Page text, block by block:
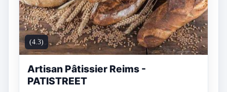
(4.3)
Artisan Pâtissier Reims -
PATISTREET